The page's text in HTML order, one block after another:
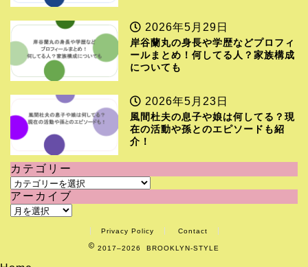
2026年5月29日
岸谷蘭丸の身長や学歴などプロフィ
ールまとめ！何してる人？家族構成
についても
2026年5月23日
風間杜夫の息子や娘は何してる？現
在の活動や孫とのエピソードも紹
介！
カテゴリー
カ
テ
ゴ
アーカイブ
ア
Privacy Policy Contact
2017–2026 BROOKLYN-STYLE